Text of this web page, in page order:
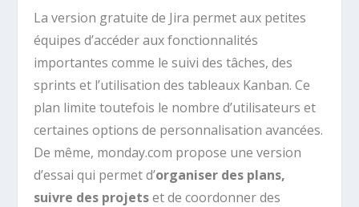
La version gratuite de Jira permet aux petites
équipes d’accéder aux fonctionnalités
importantes comme le suivi des tâches, des
sprints et l’utilisation des tableaux Kanban. Ce
plan limite toutefois le nombre d’utilisateurs et
certaines options de personnalisation avancées.
De même, monday.com propose une version
d’essai qui permet d’organiser des plans,
suivre des projetset de coordonner des